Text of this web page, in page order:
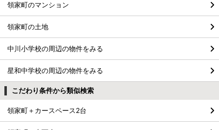
領家町のマンション
領家町の土地
中川小学校の周辺の物件をみる
星和中学校の周辺の物件をみる
こだわり条件から類似検索
領家町＋カースペース2台